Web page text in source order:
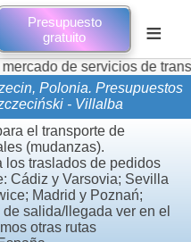
Presupuesto
gratuito
≡
servicios de transporte de
Polonia. Presupuestos
- Villalba
el transporte de
(mudanzas).
los traslados de pedidos
Cádiz y Varsovia; Sevilla
Madrid y Poznań;
salida/llegada ver en el
otras rutas